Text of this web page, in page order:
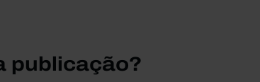
publicação?